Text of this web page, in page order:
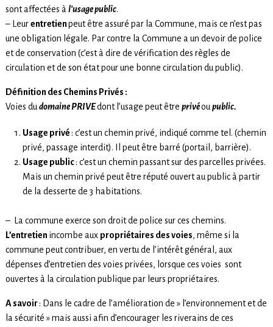
sont affectées à l’usage public.
– Leurentretienpeut être assuré par la Commune, mais ce n’est pas
une obligation légale. Par contre la Commune a un devoir de police
et de conservation (c’est à dire de vérification des règles de
circulation et de son état pour une bonne circulation du public).
Définition des Chemins Privés :
Voies du domainePRIVEdont l’usage peut être privéou public.
Usage privé : c’est un chemin privé, indiqué comme tel. (chemin
privé, passage interdit). Il peut être barré (portail, barrière).
Usage public: c’est un chemin passant sur des parcelles privées.
Mais un chemin privé peut être réputé ouvert au public à partir
de la desserte de 3 habitations.
– La commune exerce son droit de police sur ces chemins.
L’entretien incombe aux propriétaires des voies, même si la
commune peut contribuer, en vertu de l’intérêt général, aux
dépenses d’entretien des voies privées, lorsque ces voies sont
ouvertes à la circulation publique par leurs propriétaires.
A savoir: Dans le cadre de l’amélioration de » l’environnement et de
la sécurité » mais aussi afin d’encourager les riverains de ces